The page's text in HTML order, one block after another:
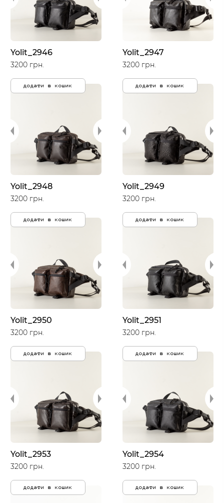
Yolit_2946
3200 грн.
додати в кошик
Yolit_2947
3200 грн.
додати в кошик
Yolit_2948
3200 грн.
додати в кошик
Yolit_2949
3200 грн.
додати в кошик
Yolit_2950
3200 грн.
додати в кошик
Yolit_2951
3200 грн.
додати в кошик
Yolit_2953
3200 грн.
додати в кошик
Yolit_2954
3200 грн.
додати в кошик